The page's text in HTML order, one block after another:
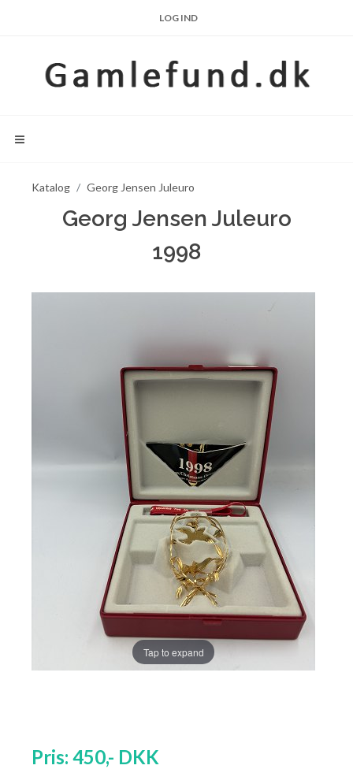
LOG IND
Katalog Georg Jensen Juleuro
Georg Jensen Juleuro
1998
Tap to expand
Pris: 450,- DKK